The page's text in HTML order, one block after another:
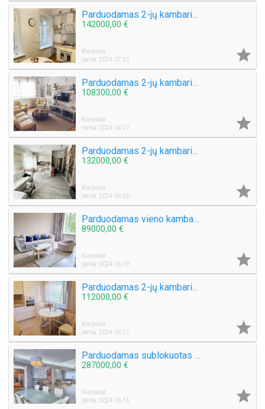
Parduodamas 2-jų kambarių butas Šaulių g.
142000,00 €
Klaipėda
Įkelta: 2024 07 01

Parduodamas 2-jų kambarių su holu butas Vaidaugų g.
108300,00 €
Klaipėda
Įkelta: 2024 06 27

Parduodamas 2-jų kambarių butas S. Daukanto g.
132000,00 €
Klaipėda
Įkelta: 2024 06 20

Parduodamas vieno kambario butas Danės g.
89000,00 €
Klaipėda
Įkelta: 2024 06 19

Parduodamas 2-jų kambarių su holu butas Rambyno g.
112000,00 €
Klaipėda
Įkelta: 2024 06 17

Parduodamas sublokuotas namas Klaipėdos mieste
287000,00 €
Klaipėda
Įkelta: 2024 06 14
